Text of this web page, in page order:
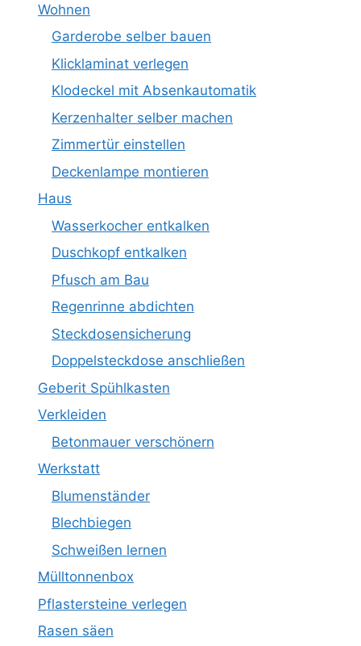
Wohnen
Garderobe selber bauen
Klicklaminat verlegen
Klodeckel mit Absenkautomatik
Kerzenhalter selber machen
Zimmertür einstellen
Deckenlampe montieren
Haus
Wasserkocher entkalken
Duschkopf entkalken
Pfusch am Bau
Regenrinne abdichten
Steckdosensicherung
Doppelsteckdose anschließen
Geberit Spühlkasten
Verkleiden
Betonmauer verschönern
Werkstatt
Blumenständer
Blechbiegen
Schweißen lernen
Mülltonnenbox
Pflastersteine verlegen
Rasen säen